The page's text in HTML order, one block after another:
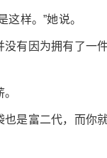
样。”她说。
有因为拥有了一
是富二代，而你